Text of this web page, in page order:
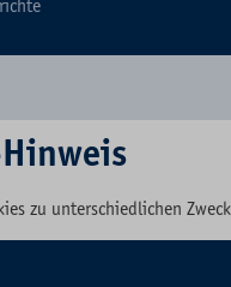
zu unterschiedlichen